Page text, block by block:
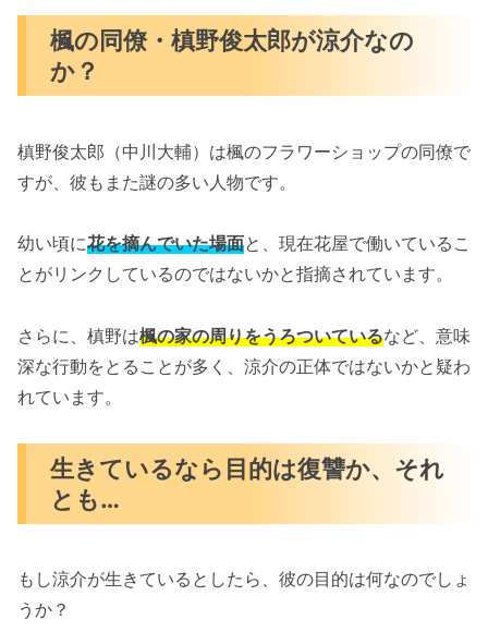
楓の同僚・槙野俊太郎が涼介なの
か？
槙野俊太郎（中川大輔）は楓のフラワーショップの同僚で
すが、彼もまた謎の多い人物です。
幼い頃に花を摘んでいた場面と、現在花屋で働いているこ
とがリンクしているのではないかと指摘されています。
さらに、槙野は楓の家の周りをうろついているなど、意味
深な行動をとることが多く、涼介の正体ではないかと疑わ
れています。
生きているなら目的は復讐か、それ
とも…
もし涼介が生きているとしたら、彼の目的は何なのでしょ
うか？